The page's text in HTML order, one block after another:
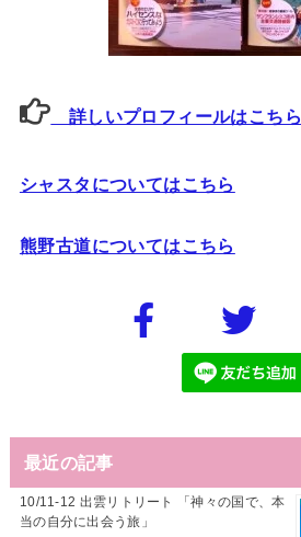
詳しいプロフィールはこちら
シャスタについてはこちら
熊野古道についてはこちら
最近の記事
10/11-12 出雲リトリート 「神々の国で、本
当の自分に出会う旅」